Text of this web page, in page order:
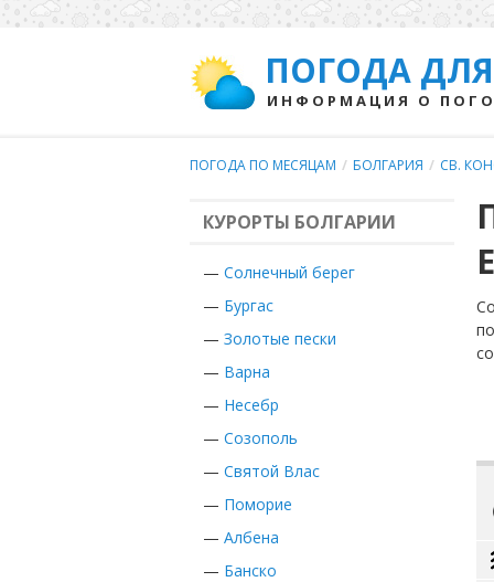
ПОГОДА
ИНФОРМАЦИЯ О
ПОГОДА ПО МЕСЯЦАМ / БОЛГАРИЯ / СВ.
КУРОРТЫ БОЛГАРИИ
— Солнечный берег
— Бургас
— Золотые пески
— Варна
— Несебр
— Созополь
— Святой Влас
— Поморие
— Албена
— Банско